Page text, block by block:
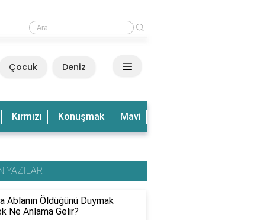
Rüyada Dalgalı Deniz Görmek Ne Anlama Gelir?
Çocuk Deniz
Kırmızı Konuşmak Mavi
YAZILAR
Ablanın Öldüğünü Duymak
Ne Anlama Gelir?